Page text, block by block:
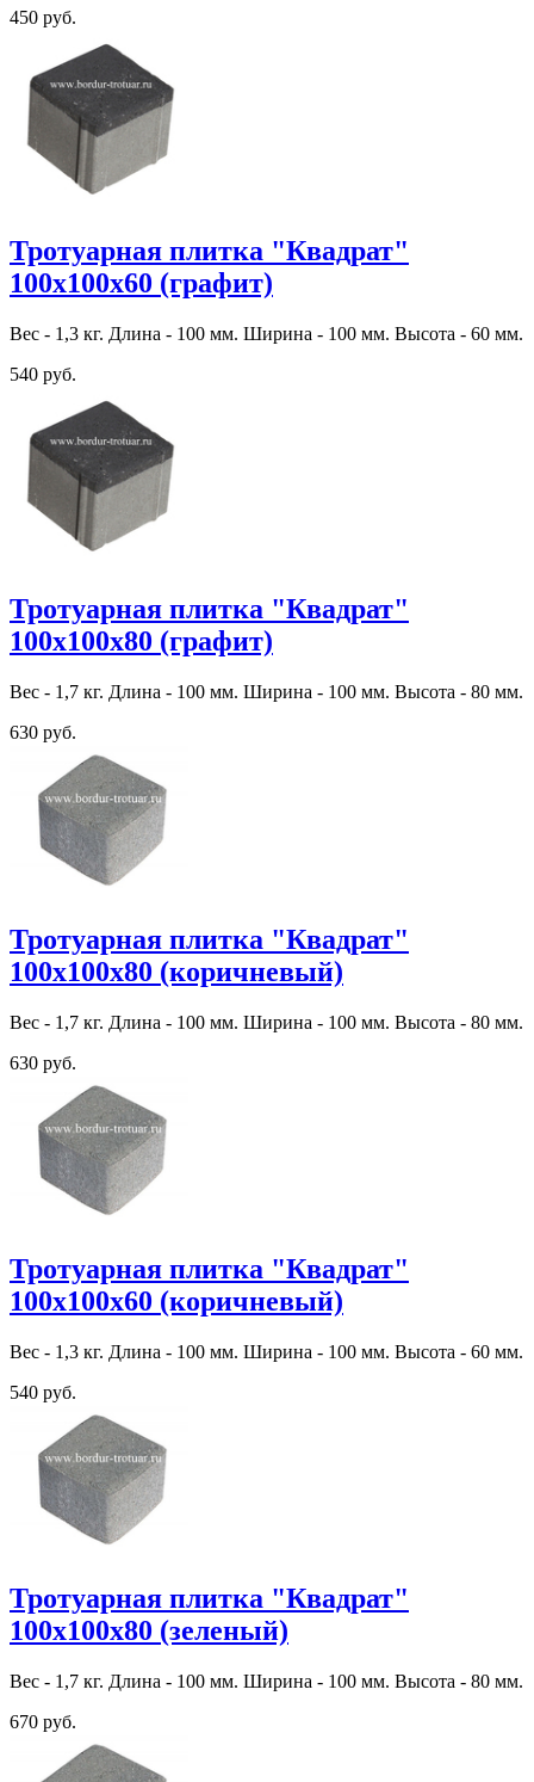
450 руб.
Тротуарная плитка "Квадрат"
100х100х60 (графит)
Вес - 1,3 кг. Длина - 100 мм. Ширина - 100 мм. Высота - 60 мм.
540 руб.
Тротуарная плитка "Квадрат"
100х100х80 (графит)
Вес - 1,7 кг. Длина - 100 мм. Ширина - 100 мм. Высота - 80 мм.
630 руб.
Тротуарная плитка "Квадрат"
100х100х80 (коричневый)
Вес - 1,7 кг. Длина - 100 мм. Ширина - 100 мм. Высота - 80 мм.
630 руб.
Тротуарная плитка "Квадрат"
100х100х60 (коричневый)
Вес - 1,3 кг. Длина - 100 мм. Ширина - 100 мм. Высота - 60 мм.
540 руб.
Тротуарная плитка "Квадрат"
100х100х80 (зеленый)
Вес - 1,7 кг. Длина - 100 мм. Ширина - 100 мм. Высота - 80 мм.
670 руб.